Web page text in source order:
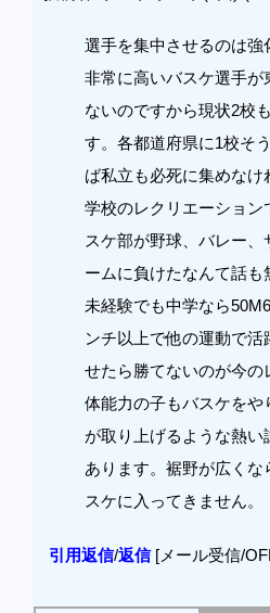
選手を集中させるのは
非常に高いバスケ選手
ないのですから現状2校
す。各都道府県に1校そ
ば私立も必死に集めなけ
学校のレクリエーショ
スケ部が野球、バレー
ームに負けたなんて話も
未経験でも中学なら
ンチ以上で他の運動で
せたら勝てないのが今
体能力の子もバスケを
が取り上げるような熱
あります。裾野が広く
スケに入ってきません。
引用返信/返信[メール受信/